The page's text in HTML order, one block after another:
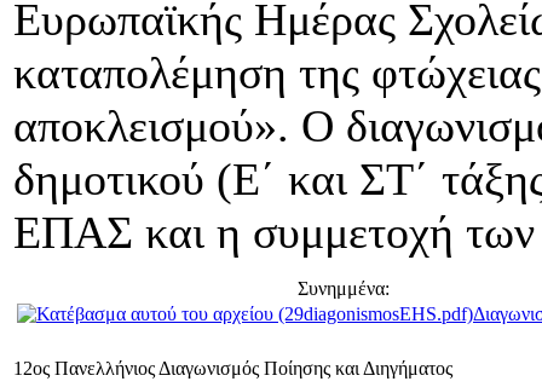
Ευρωπαϊκής Ημέρας
καταπολέμηση της
αποκλεισμού». Ο
δημοτικού (Ε΄ και ΣΤ΄
ΕΠΑΣ και η συμμετοχή των
Συνημμένα:
12ος Πανελλήνιος Διαγωνισμός Ποίησης και Διηγήματος